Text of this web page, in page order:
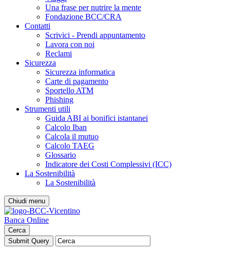
Una frase per nutrire la mente
Fondazione BCC/CRA
Contatti
Scrivici - Prendi appuntamento
Lavora con noi
Reclami
Sicurezza
Sicurezza informatica
Carte di pagamento
Sportello ATM
Phishing
Strumenti utili
Guida ABI ai bonifici istantanei
Calcolo Iban
Calcola il mutuo
Calcolo TAEG
Glossario
Indicatore dei Costi Complessivi (ICC)
La Sostenibilità
La Sostenibilità
Chiudi menu
Banca Online
Cerca